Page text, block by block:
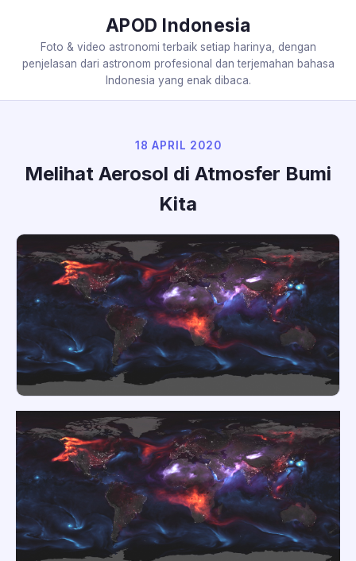
APOD Indonesia
Foto & video astronomi terbaik setiap harinya, dengan
penjelasan dari astronom profesional dan terjemahan bahasa
Indonesia yang enak dibaca.
18 APRIL 2020
Melihat Aerosol di Atmosfer Bumi
Kita